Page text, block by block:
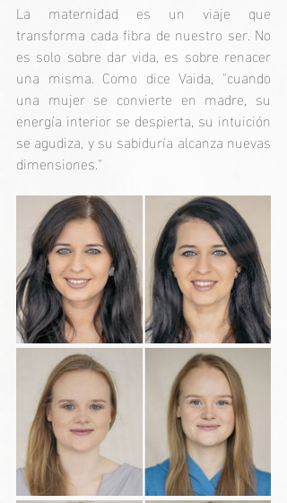
La maternidad es un viaje que
transforma cada fibra de nuestro ser. No
es solo sobre dar vida, es sobre renacer
una misma. Como dice Vaida, "cuando
una mujer se convierte en madre, su
energía interior se despierta, su intuición
se agudiza, y su sabiduría alcanza nuevas
dimensiones."